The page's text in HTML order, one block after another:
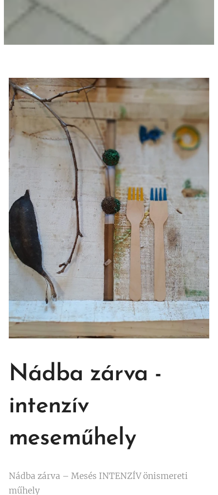
Nádba zárva -
intenzív
meseműhely
Nádba zárva – Mesés INTENZÍV önismereti
műhely